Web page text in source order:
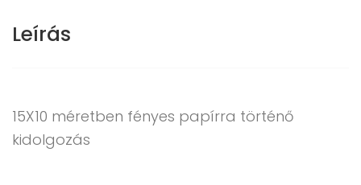
Leírás
15X10 méretben fényes papírra történő
kidolgozás